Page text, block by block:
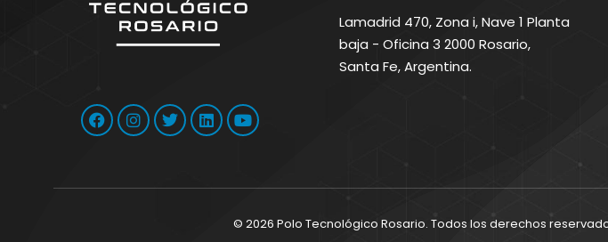
Lamadrid 470, Zona i, Nave 1 Planta
baja - Oficina 3 2000 Rosario,
Santa Fe, Argentina.
© 2026 Polo Tecnológico Rosario. Todos los derechos